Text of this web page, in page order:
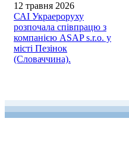
12 травня 2026
САІ Украероруху
розпочала співпрацю з
компанією ASAP s.r.o. у
місті Пезінок
(Словаччина).